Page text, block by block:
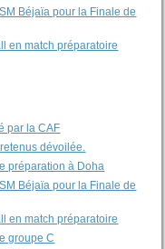
Béjaïa pour la Finale de
en match préparatoire
par la CAF
dévoilée.
préparation à Doha
Béjaïa pour la Finale de
en match préparatoire
groupe C